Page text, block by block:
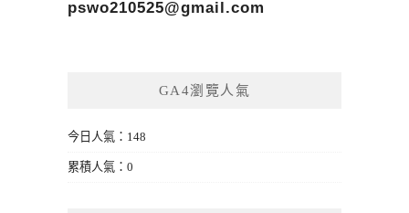
pswo210525@gmail.com
GA4瀏覽人氣
今日人氣：148
累積人氣：0